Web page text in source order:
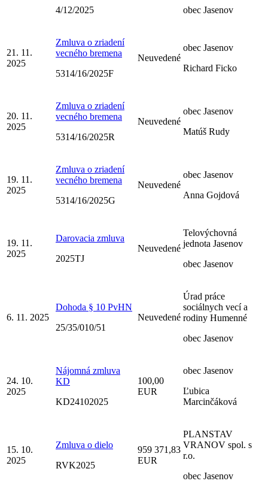
4/12/2025
obec Jasenov
21. 11.
2025
Zmluva o zriadení
vecného bremena
5314/16/2025F
Neuvedené
obec Jasenov
Richard Ficko
20. 11.
2025
Zmluva o zriadení
vecného bremena
5314/16/2025R
Neuvedené
obec Jasenov
Matúš Rudy
19. 11.
2025
Zmluva o zriadení
vecného bremena
5314/16/2025G
Neuvedené
obec Jasenov
Anna Gojdová
19. 11.
2025
Darovacia zmluva
2025TJ
Neuvedené
Telovýchovná
jednota Jasenov
obec Jasenov
6. 11. 2025
Dohoda § 10 PvHN
25/35/010/51
Neuvedené
Úrad práce
sociálnych vecí a
rodiny Humenné
obec Jasenov
24. 10.
2025
Nájomná zmluva
KD
KD24102025
100,00
EUR
obec Jasenov
Ľubica
Marcinčáková
15. 10.
2025
Zmluva o dielo
RVK2025
959 371,83
EUR
PLANSTAV
VRANOV spol. s
r.o.
obec Jasenov